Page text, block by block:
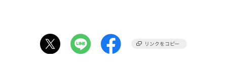
トップス
／シャツ
ベーシックシャツカラー ベージ